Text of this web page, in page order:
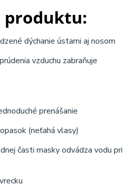
produktu:
dýchanie ústami aj nosom
vzduchu zabraňuje
prenášanie
(neťahá vlasy)
časti masky odvádza vodu pri